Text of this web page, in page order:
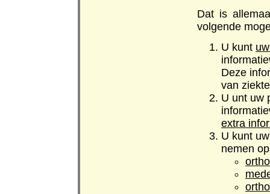
Dat is
volgende
U kunt
Deze
van
U unt uw
extra
U kunt
nemen